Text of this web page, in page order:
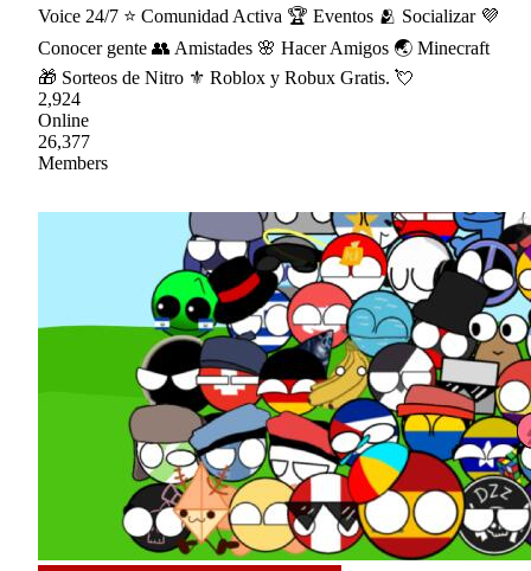
Voice 24/7 ⭐ Comunidad Activa 🏆 Eventos 🫂 Socializar 💜
Conocer gente 👥 Amistades 🌸 Hacer Amigos 🌏 Minecraft
🎁 Sorteos de Nitro ⚜ Roblox y Robux Gratis. 💘
2,924
Online
26,377
Members